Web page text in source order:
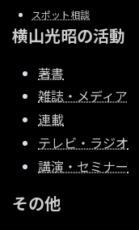
スポット相談
横山光昭の活動
著書
雑誌・メディア
連載
テレビ・ラジオ
講演・セミナー
その他